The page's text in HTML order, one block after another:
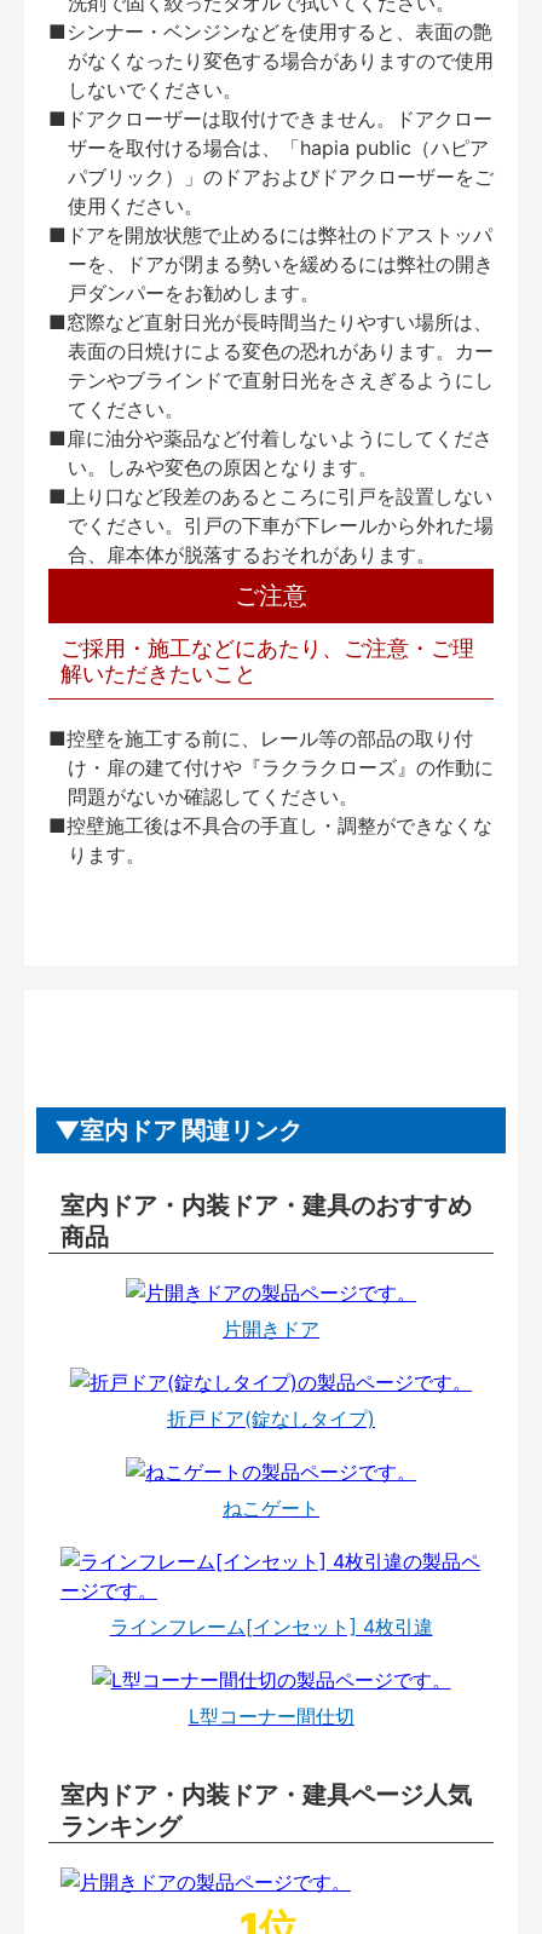
■シンナー・ベンジンなどを使用すると、表面の艶
がなくなったり変色する場合がありますので使用
しないでください。
■ドアクローザーは取付けできません。ドアクロー
ザーを取付ける場合は、「hapia public（ハピア
パブリック）」のドアおよびドアクローザーをご
使用ください。
■ドアを開放状態で止めるには弊社のドアストッパ
ーを、ドアが閉まる勢いを緩めるには弊社の開き
戸ダンパーをお勧めします。
■窓際など直射日光が長時間当たりやすい場所は、
表面の日焼けによる変色の恐れがあります。カー
テンやブラインドで直射日光をさえぎるようにし
てください。
■扉に油分や薬品など付着しないようにしてくださ
い。しみや変色の原因となります。
■上り口など段差のあるところに引戸を設置しない
でください。引戸の下車が下レールから外れた場
合、扉本体が脱落するおそれがあります。
ご注意
ご採用・施工などにあたり、ご注意・ご理
解いただきたいこと
■控壁を施工する前に、レール等の部品の取り付
け・扉の建て付けや『ラクラクローズ』の作動に
問題がないか確認してください。
■控壁施工後は不具合の手直し・調整ができなくな
ります。
室内ドア 関連リンク
室内ドア・内装ドア・建具のおすすめ
商品
片開きドア
折戸ドア(錠なしタイプ)
ねこゲート
ラインフレーム[インセット] 4枚引違
L型コーナー間仕切
室内ドア・内装ドア・建具ページ人気
ランキング